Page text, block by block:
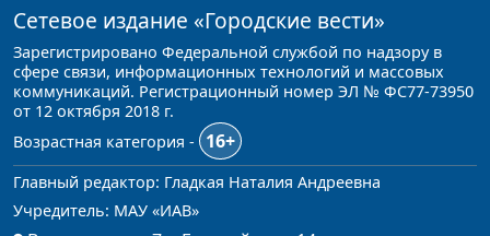
Сетевое издание «Городские вести»
Зарегистрировано Федеральной службой по надзору в
сфере связи, информационных технологий и массовых
коммуникаций. Регистрационный номер ЭЛ № ФС77-73950
от 12 октября 2018 г.
Возрастная категория -
16+
Главный редактор: Гладкая Наталия Андреевна
Учредитель: МАУ «ИАВ»